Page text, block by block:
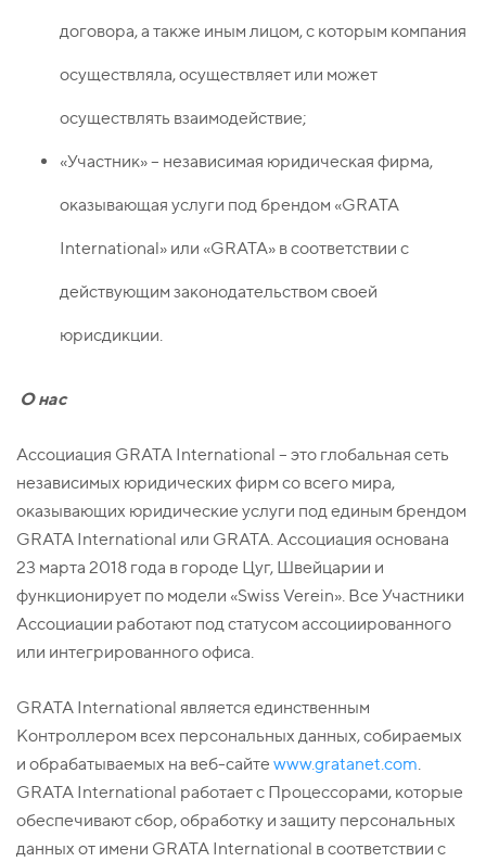
договора, а также иным лицом, с которым компания
осуществляла, осуществляет или может
осуществлять взаимодействие;
«Участник» – независимая юридическая фирма,
оказывающая услуги под брендом «GRATA
International» или «GRATA» в соответствии с
действующим законодательством своей
юрисдикции.
О нас
Ассоциация GRATA International – это глобальная сеть
независимых юридических фирм со всего мира,
оказывающих юридические услуги под единым брендом
GRATA International или GRATA. Ассоциация основана
23 марта 2018 года в городе Цуг, Швейцарии и
функционирует по модели «Swiss Verein». Все Участники
Ассоциации работают под статусом ассоциированного
или интегрированного офиса.
GRATA International является единственным
Контроллером всех персональных данных, собираемых
и обрабатываемых на веб-сайте www.gratanet.com.
GRATA International работает с Процессорами, которые
обеспечивают сбор, обработку и защиту персональных
данных от имени GRATA International в соответствии с